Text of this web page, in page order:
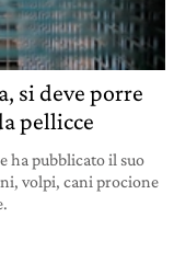
si deve porre
pellicce
ha pubblicato il suo
volpi, cani procione